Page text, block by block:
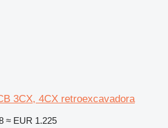
3CX, 4CX retroexcavadora
≈ EUR 1.225